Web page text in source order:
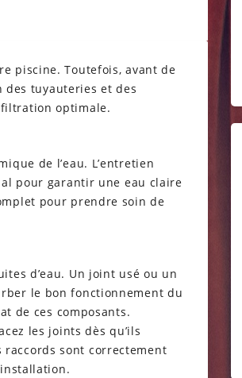
piscine. Toutefois, avant de
des tuyauteries et des
optimale.
de l’eau. L’entretien
pour garantir une eau claire
pour prendre soin de
d’eau. Un joint usé ou un
le bon fonctionnement du
de ces composants.
les joints dès qu’ils
raccords sont correctement